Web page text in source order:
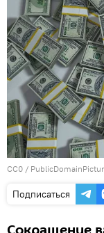
CC0 /
Подписаться